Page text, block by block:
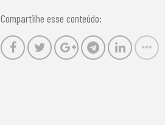
Compartilhe esse conteúdo: